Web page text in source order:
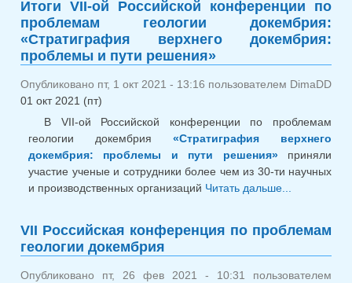
магматических, метаморфических,
осадочных и рудообразующих
процессов»
Итоги VII-ой Российской конференции по
проблемам геологии докембрия:
«Стратиграфия верхнего докембрия:
проблемы и пути решения»
Опубликовано пт, 1 окт 2021 - 13:16 пользователем DimaDD
01 окт 2021 (пт)
В VII-ой Российской конференции по проблемам
геологии докембрия «Стратиграфия верхнего
докембрия: проблемы и пути решения»приняли
участие ученые и сотрудники более чем из 30-ти научных
и производственных организаций Читать дальше...
проблемам
геологии
докембрия:
VII Российская конференция по проблемам
геологии докембрия
Опубликовано пт, 26 фев 2021 - 10:31 пользователем